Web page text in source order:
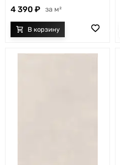
4 390 м²